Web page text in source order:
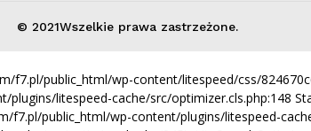
© 2021Wszelkie prawa zastrzeżone.
f7.pl/public_html/wp-content/litespeed/css/
litespeed-cache/src/optimizer.cls.php:148
public_html/wp-content/plugins/litespeed-